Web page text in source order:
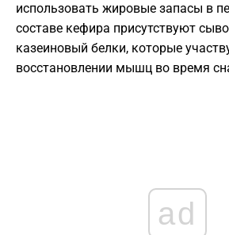
использовать жировые запасы в
составе кефира присутствуют
казеиновый белки, которые
восстановлении мышц во время
ad